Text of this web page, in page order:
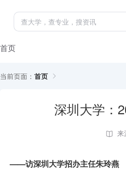
首页
当前页面： 首页
深圳大学：
——访深圳大学招办主任朱玲燕